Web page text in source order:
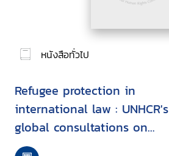
หนังสือทั่วไป
Refugee protection in
international law : UNHCR's
global consultations on
international protection